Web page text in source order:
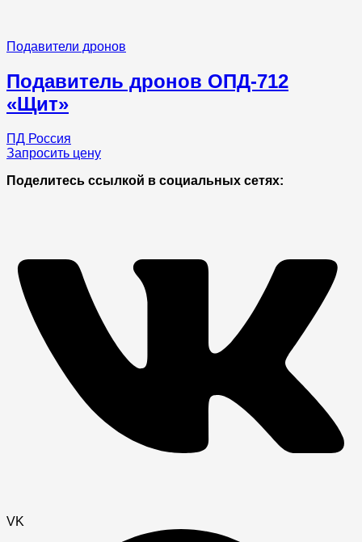
Подавители дронов
Подавитель дронов ОПД-712
«Щит»
ПД Россия
Запросить цену
Поделитесь ссылкой в социальных сетях:
VK